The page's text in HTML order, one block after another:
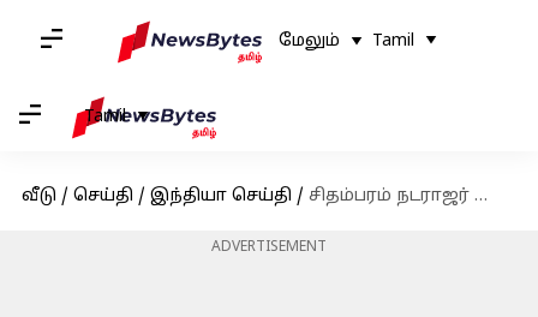
மேலும் Tamil
Tamil
வீடு / செய்தி / இந்தியா செய்தி / சிதம்பரம் நடராஜர் கோயிலில் தமிழக ஆளுநர் ஆர்.என்.ரவி குடும்பத்துடன் சாமி தரிசனம்
ADVERTISEMENT